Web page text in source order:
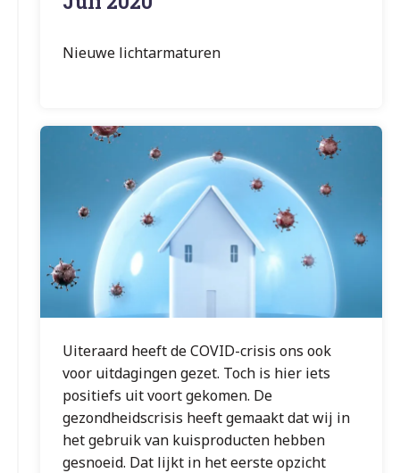
Nieuwe lichtarmaturen
Uiteraard heeft de COVID-crisis ons ook
voor uitdagingen gezet. Toch is hier iets
positiefs uit voort gekomen. De
gezondheidscrisis heeft gemaakt dat wij in
het gebruik van kuisproducten hebben
gesnoeid. Dat lijkt in het eerste opzicht